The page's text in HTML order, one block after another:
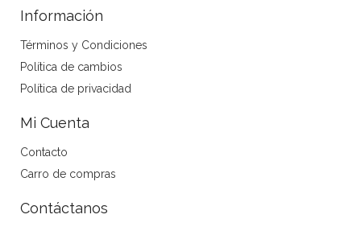
Información
Términos y Condiciones
Política de cambios
Política de privacidad
Mi Cuenta
Contacto
Carro de compras
Contáctanos